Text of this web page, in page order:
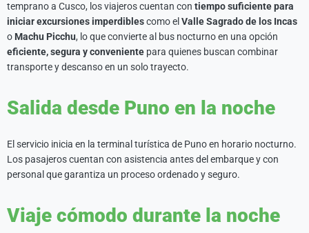
temprano a Cusco, los viajeros cuentan con tiempo suficiente para
iniciar excursiones imperdiblescomo el Valle Sagrado de los Incas
o Machu Picchu, lo que convierte al bus nocturno en una opción
eficiente, segura y conveniente para quienes buscan combinar
transporte y descanso en un solo trayecto.
Salida desde Puno en la noche
El servicio inicia en la terminal turística de Puno en horario nocturno.
Los pasajeros cuentan con asistencia antes del embarque y con
personal que garantiza un proceso ordenado y seguro.
Viaje cómodo durante la noche